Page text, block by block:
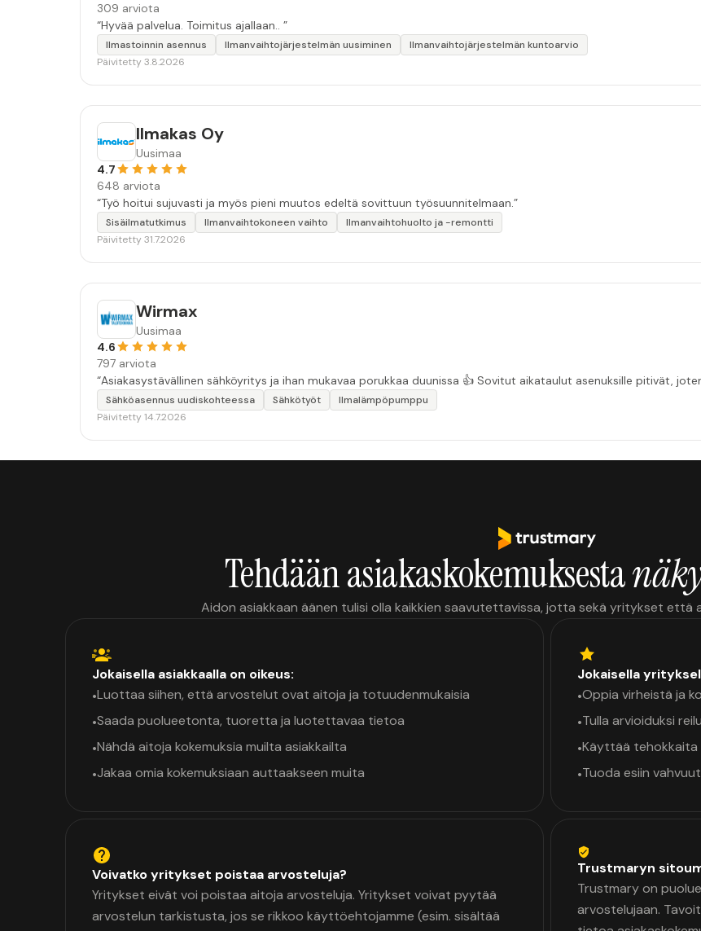
309 arviota
“Hyvää palvelua. Toimitus ajallaan.. ”
Ilmastoinnin asennus Ilmanvaihtojärjestelmän uusiminen
Ilmanvaihtojärjestelmän kuntoarvio
Päivitetty 3.8.2026
Ilmakas Oy
Uusimaa
4.7
648 arviota
“Työ hoitui sujuvasti ja myös pieni muutos edeltä sovittuun työsuunnitelmaan.”
Sisäilmatutkimus Ilmanvaihtokoneen vaihto
Ilmanvaihtohuolto ja -remontti
Päivitetty 31.7.2026
Wirmax
Uusimaa
4.6
797 arviota
“Asiakasystävällinen sähköyritys ja ihan mukavaa porukkaa duunissa 👍
Sähköasennus uudiskohteessa Sähkötyöt
Ilmalämpöpumppu
Päivitetty 14.7.2026
Tehdään asiakaskokemuksesta
Aidon asiakkaan äänen tulisi olla kaikkien saavutettavissa, jotta sekä yritykset että
Jokaisella asiakkaalla on oikeus:
•Luottaa siihen, että arvostelut ovat aitoja ja totuudenmukaisia
•Saada puolueetonta, tuoretta ja luotettavaa tietoa
•Nähdä aitoja kokemuksia muilta asiakkailta
•Jakaa omia kokemuksiaan auttaakseen muita
Jokaisella
•Oppia virheistä ja
•Tulla arvioiduksi
•Käyttää tehokkaita
•Tuoda esiin
Voivatko yritykset poistaa arvosteluja?
Yritykset eivät voi poistaa aitoja arvosteluja. Yritykset voivat pyytää
arvostelun tarkistusta, jos se rikkoo käyttöehtojamme (esim. sisältää
Trustmaryn
Trustmary on
arvostelujaan.